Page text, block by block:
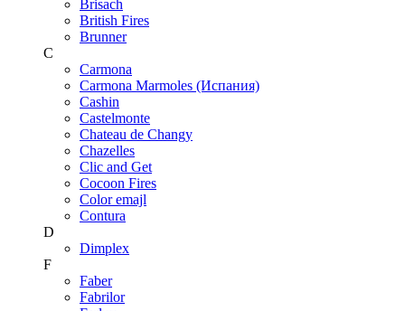
Brisach
British Fires
Brunner
C
Carmona
Carmona Marmoles (Испания)
Cashin
Castelmonte
Chateau de Changy
Chazelles
Clic and Get
Cocoon Fires
Color emajl
Contura
D
Dimplex
F
Faber
Fabrilor